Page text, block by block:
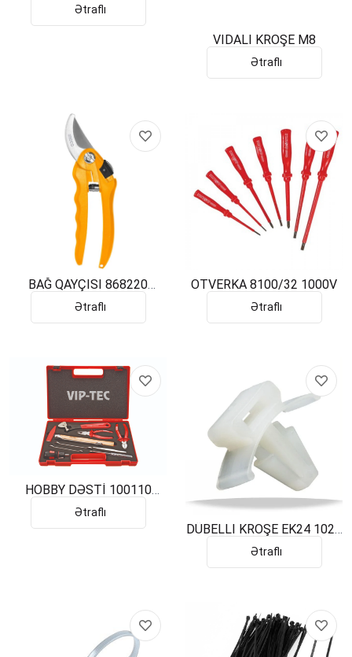
Ətraflı
VIDALI KROŞE M8
Ətraflı
BAĞ QAYÇISI 868220
Ətraflı
OTVERKA 8100/32 1000V
Ətraflı
HOBBY DƏSTİ 100110
Ətraflı
DÜBELLI KROŞE EK24 1024
Ətraflı